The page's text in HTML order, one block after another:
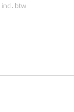
incl. btw